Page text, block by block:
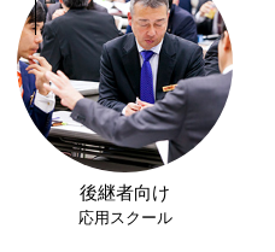
後継者向け
応用スクール